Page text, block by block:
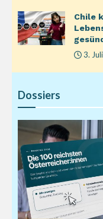
Chile
3.
Dossiers